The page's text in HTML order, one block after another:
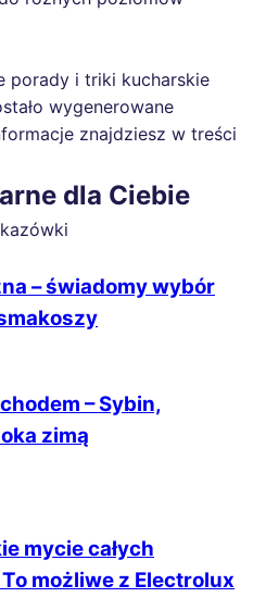
porady i triki kucharskie
wygenerowane
znajdziesz w treści
dla Ciebie
– świadomy wybór
– Sybin,
zimą
mycie całych
możliwe z Electrolux